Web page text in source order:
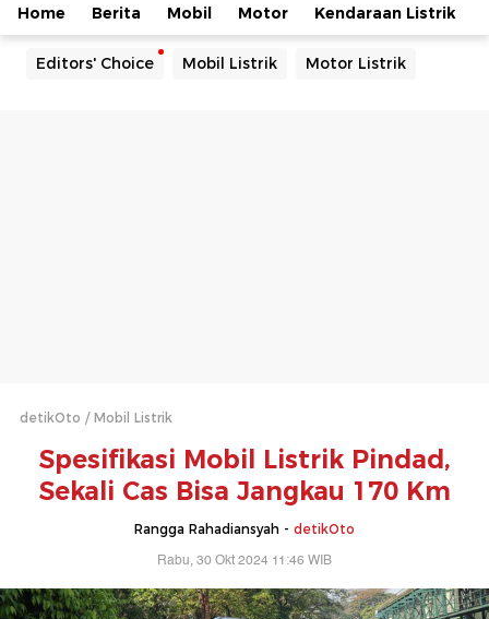
Home Berita Mobil Motor Kendaraan Listrik
Editors' Choice Mobil Listrik Motor Listrik
detikOto Mobil Listrik
Spesifikasi Mobil Listrik Pindad,
Sekali Cas Bisa Jangkau 170 Km
Rangga Rahadiansyah - detikOto
Rabu, 30 Okt 2024 11:46 WIB